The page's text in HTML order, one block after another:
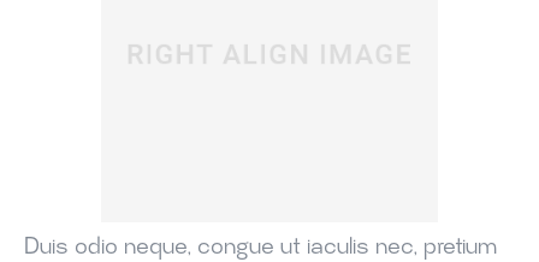
Duis odio neque, congue ut iaculis nec, pretium